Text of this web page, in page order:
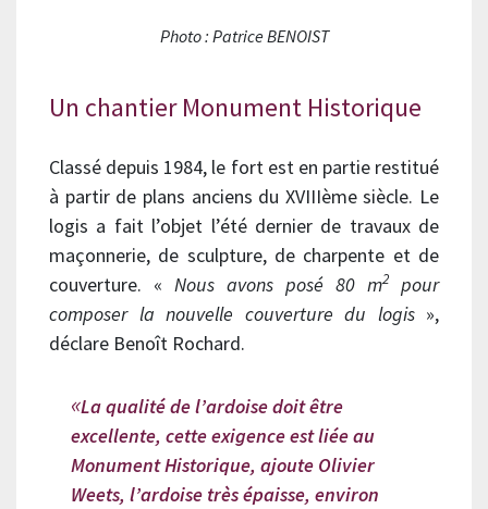
Photo : Patrice BENOIST
Un chantier Monument Historique
Classé depuis 1984, le fort est en partie restitué
à partir de plans anciens du XVIIIème siècle. Le
logis a fait l’objet l’été dernier de travaux de
maçonnerie, de sculpture, de charpente et de
couverture. « Nous avons posé 80 m2
pour
composer la nouvelle couverture du logis»,
déclare Benoît Rochard.
La qualité de l’ardoise doit être
excellente, cette exigence est liée au
Monument Historique, ajoute Olivier
Weets, l’ardoise très épaisse, environ